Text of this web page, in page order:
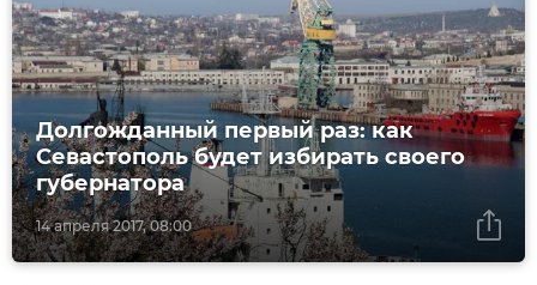
14 апреля 2017, 08:00
Долгожданный первый раз: как
Севастополь будет избирать своего
губернатора